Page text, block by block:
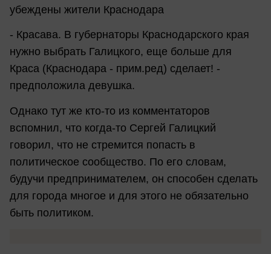
убеждены жители Краснодара
- Красава. В губернаторы Краснодарского края
нужно выбрать Галицкого, еще больше для
Краса (Краснодара - прим.ред) сделает! -
предположила девушка.
Однако тут же кто-то из комментаторов
вспомнил, что когда-то Сергей Галицкий
говорил, что не стремится попасть в
политическое сообщество. По его словам,
будучи предпринимателем, он способен сделать
для города многое и для этого не обязательно
быть политиком.